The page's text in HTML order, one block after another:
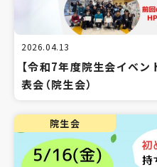
2026.04.13
【令和7年度院生会イベ
表会（院生会）
院生会